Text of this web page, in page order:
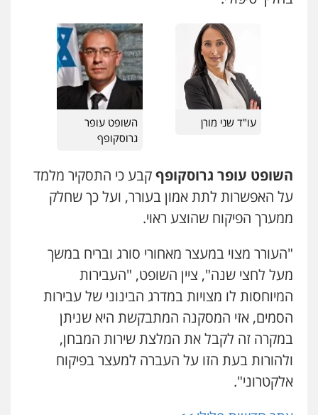
0547342002
עו"ד אלון קריטי
פלילי כלכלי אלימות סמים מעצרים
0525544654
פלילי עורכי דין לענייני אסירים תעבורה
0507120031
משפט פלילי פשיעה חמורה פלילי
0524282442
מנשה, אלמוג – עורכי דין
פלילי עבירות תנועה
עורכי דין לענייני אסירים מעצרים וחקירות
0546470989
עו"ד שני מורן
השופט עופר
גרוסקופף
השופט עופר גרוסקופףקבע כי התסקיר מלמד
על האפשרות לתת אמון בעורר, ועל כך שחלק
ממערך הפיקוח שהוצע ראוי.
"העורר מצוי במעצר מאחורי סורג ובריח במשך
מעל לחצי שנה", ציין השופט, "העבירות
המיוחסות לו מצויות במדרג הבינוני של עבירות
הסמים, אזי המסקנה המתבקשת היא שניתן
במקרה זה לקבל את המלצת שירות המבחן,
ולהורות בעת הזו על העברה למעצר בפיקוח
אלקטרוני".
עו"ד חמאדה מסרי
תעבורה
0526631970
עו"ד אייל אביטל
פלילי פשיעה חמורה מעצרים וחקירות
כבריאן, מזר – משרד עורכי דין
פלילי מעצרים וחקירות
0543986802
עו"ד בועז קניג
פלילי משפחה כלכלי צבאי
0507003001
עו"ד אבי כהן
פלילי פשיעה חמורה קטינים אלימות
סמים עבירות מין